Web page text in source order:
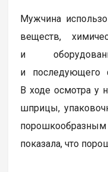
Мужчина
веществ,
и
и последующего
В ходе осмотра у
шприцы,
показала, что